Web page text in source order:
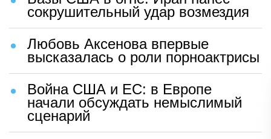
сокрушительный удар возмездия
Любовь Аксенова впервые
высказалась о роли порноактрисы
Война США и ЕС: в Европе
начали обсуждать немыслимый
сценарий